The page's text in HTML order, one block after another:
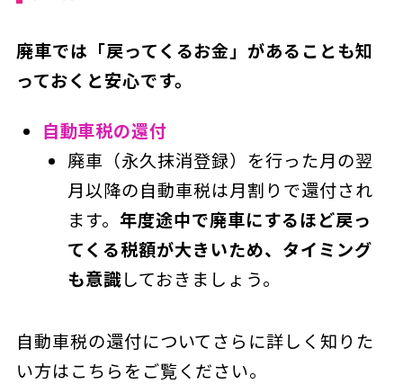
廃車では「戻ってくるお金」があることも知
っておくと安心です。
自動車税の還付
廃車（永久抹消登録）を行った月の翌
月以降の自動車税は月割りで還付され
ます。年度途中で廃車にするほど戻っ
てくる税額が大きいため、タイミング
も意識しておきましょう。
自動車税の還付についてさらに詳しく知りた
い方はこちらをご覧ください。